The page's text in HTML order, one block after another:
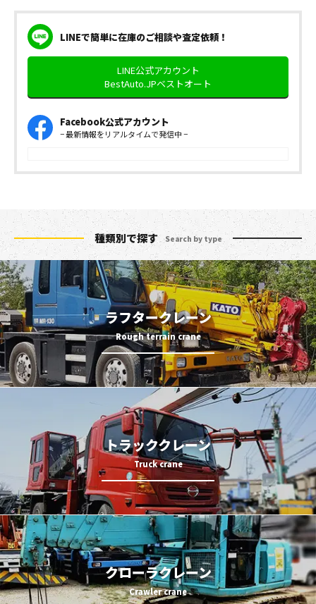
LINEで簡単に在庫のご相談や査定依頼！
LINE公式アカウント
BestAuto.JPベストオート
Facebook公式アカウント
− 最新情報をリアルタイムで発信中 −
種類別で探す Search by type
ラフタークレーン
トラッククレーン
クローラクレーン